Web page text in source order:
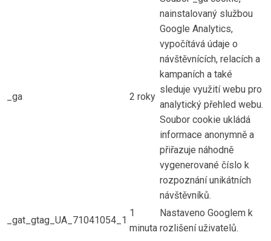
_ga 2 roky
nainstalovaný službou
Google Analytics,
vypočítává údaje o
návštěvnících, relacích a
kampaních a také
sleduje využití webu pro
analytický přehled webu.
Soubor cookie ukládá
informace anonymně a
přiřazuje náhodně
vygenerované číslo k
rozpoznání unikátních
návštěvníků.
_gat_gtag_UA_71041054_1
1
minuta
Nastaveno Googlem k
rozlišení uživatelů.